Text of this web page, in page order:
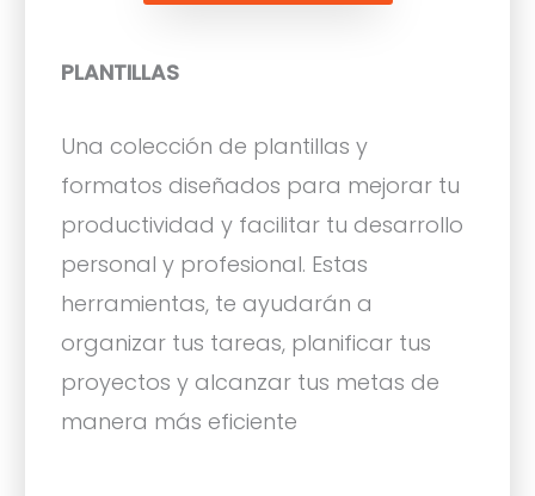
PLANTILLAS
Una colección de plantillas y
formatos diseñados para mejorar tu
productividad y facilitar tu desarrollo
personal y profesional. Estas
herramientas, te ayudarán a
organizar tus tareas, planificar tus
proyectos y alcanzar tus metas de
manera más eficiente